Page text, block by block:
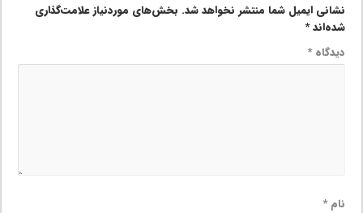
نشانی ایمیل شما منتشر نخواهد شد. بخش‌های موردنیاز علامت‌گذاری
شده‌اند*
دیدگاه*
نام*